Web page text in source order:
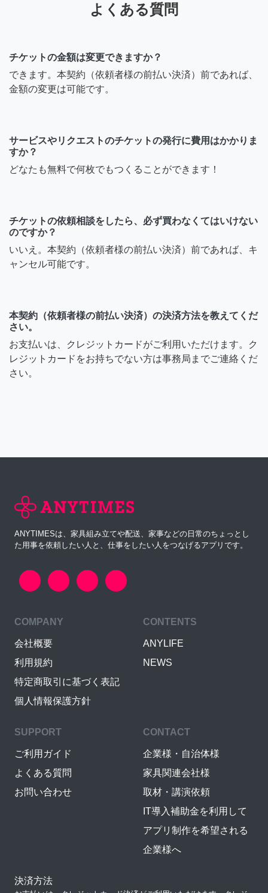
よくある質問
チケットの金額は変更できますか？
できます。本契約（依頼者様の前払い決済）前であれば、
金額の変更は可能です。
サービスやリクエストのチケットの発行に費用はかかりま
すか？
どなたも無料で何枚でもつくることができます！
チケットの依頼相談をしたら、必ず買わなくてはいけない
のですか？
いいえ。本契約（依頼者様の前払い決済）前であれば、キ
ャンセル可能です。
本契約（依頼者様の前払い決済）の決済方法を教えてくだ
さい。
お支払いは、クレジットカードがご利用いただけます。ク
レジットカードをお持ちでない方は事務局までご連絡くだ
さい。
ANYTIMESは、家具組み立てや配送、家事などの日常のちょっとし
た用事を依頼したい人と、仕事をしたい人をつなげるアプリです。
COMPANY
会社概要
利用規約
特定商取引に基づく表記
個人情報保護方針
CONTENTS
ANYLIFE
NEWS
SUPPORT
ご利用ガイド
よくある質問
お問い合わせ
CONTACT
企業様・自治体様
家具関連会社様
取材・講演依頼
IT導入補助金を利用して
アプリ制作を希望される
企業様へ
決済方法